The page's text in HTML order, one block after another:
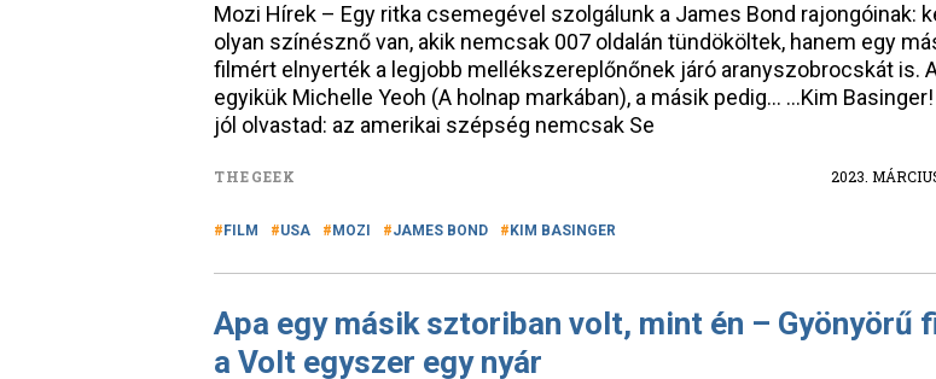
Mozi Hírek – Egy ritka csemegével szolgálunk a James Bond rajongóinak:
olyan színésznő van, akik nemcsak 007 oldalán tündököltek, hanem egy
filmért elnyerték a legjobb mellékszereplőnőnek járó aranyszobrocskát is.
egyikük Michelle Yeoh (A holnap markában), a másik pedig… …Kim
jól olvastad: az amerikai szépség nemcsak Se
THEGEEK 2023.
FILM USA MOZI JAMES BOND KIM BASINGER
Apa egy másik sztoriban volt, mint én – Gyönyörű
a Volt egyszer egy nyár